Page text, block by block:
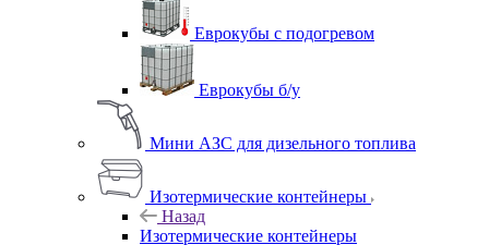
Еврокубы с подогревом
Еврокубы б/у
Мини АЗС для дизельного топлива
Изотермические контейнеры
Назад
Изотермические контейнеры